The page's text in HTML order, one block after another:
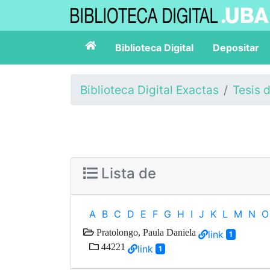
Biblioteca Digital Depositar
Biblioteca Digital Exactas Tesis
Lista de
A B C D E F G H I J K L M N O
Pratolongo, Paula Daniela link 1
44221 link 1